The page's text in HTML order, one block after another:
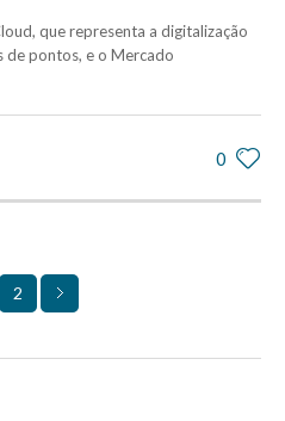
que representa a digitalização
de pontos, e o Mercado
0
2